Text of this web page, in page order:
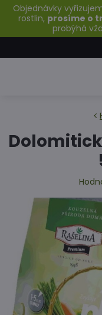
Objednávky
rostlin, prosíme o
probýhá